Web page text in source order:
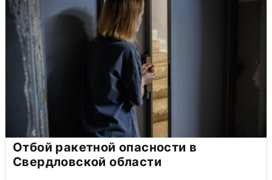
Отбой ракетной опасности в
Свердловской области